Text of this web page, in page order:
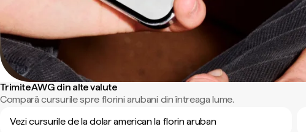
Trimite AWG din alte valute
Compară cursurile spre florini arubani din întreaga lume.
Vezi cursurile de la dolar american la florin aruban